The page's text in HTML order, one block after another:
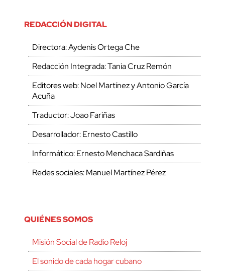
REDACCIÓN DIGITAL
Directora: Aydenis Ortega Che
Redacción Integrada: Tania Cruz Remón
Editores web: Noel Martínez y Antonio García
Acuña
Traductor: Joao Fariñas
Desarrollador: Ernesto Castillo
Informático: Ernesto Menchaca Sardiñas
Redes sociales: Manuel Martínez Pérez
QUIÉNES SOMOS
Misión Social de Radio Reloj
El sonido de cada hogar cubano